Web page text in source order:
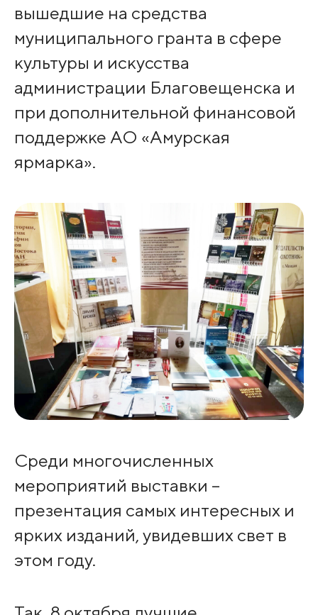
вышедшие на средства
муниципального гранта в сфере
культуры и искусства
администрации Благовещенска и
при дополнительной финансовой
поддержке АО «Амурская
ярмарка».
Среди многочисленных
мероприятий выставки –
презентация самых интересных и
ярких изданий, увидевших свет в
этом году.